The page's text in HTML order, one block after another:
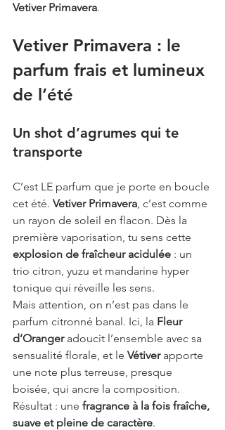
Vetiver Primavera.
Vetiver Primavera : le
parfum frais et lumineux
de l’été
Un shot d’agrumes qui te
transporte
C’est LE parfum que je porte en boucle
cet été. Vetiver Primavera, c’est comme
un rayon de soleil en flacon. Dès la
première vaporisation, tu sens cette
explosion de fraîcheur acidulée : un
trio citron, yuzu et mandarine hyper
tonique qui réveille les sens.
Mais attention, on n’est pas dans le
parfum citronné banal. Ici, la Fleur
d’Oranger adoucit l’ensemble avec sa
sensualité florale, et le Vétiver apporte
une note plus terreuse, presque
boisée, qui ancre la composition.
Résultat : une fragrance à la fois fraîche,
suave et pleine de caractère.